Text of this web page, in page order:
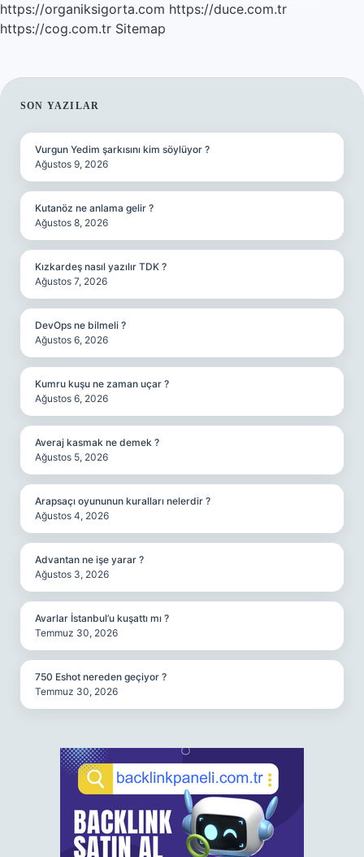
https://organiksigorta.com https://duce.com.tr
https://cog.com.tr Sitemap
SIDEBAR
SON YAZILAR
Vurgun Yedim şarkısını kim söylüyor ?
Ağustos 9, 2026
Kutanöz ne anlama gelir ?
Ağustos 8, 2026
Kızkardeş nasıl yazılır TDK ?
Ağustos 7, 2026
DevOps ne bilmeli ?
Ağustos 6, 2026
Kumru kuşu ne zaman uçar ?
Ağustos 6, 2026
Averaj kasmak ne demek ?
Ağustos 5, 2026
Arapsaçı oyununun kuralları nelerdir ?
Ağustos 4, 2026
Advantan ne işe yarar ?
Ağustos 3, 2026
Avarlar İstanbul’u kuşattı mı ?
Temmuz 30, 2026
750 Eshot nereden geçiyor ?
Temmuz 30, 2026